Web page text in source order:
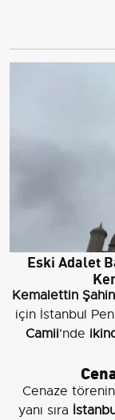
Eski Adalet
Kemalettin Şahin
için İstanbul
Camii'nde
Cenaze
yanı sıra